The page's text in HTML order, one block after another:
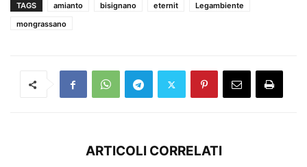
TAGS amianto bisignano eternit
Legambiente
mongrassano
ARTICOLI CORRELATI